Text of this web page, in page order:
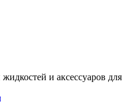
и аксессуаров для